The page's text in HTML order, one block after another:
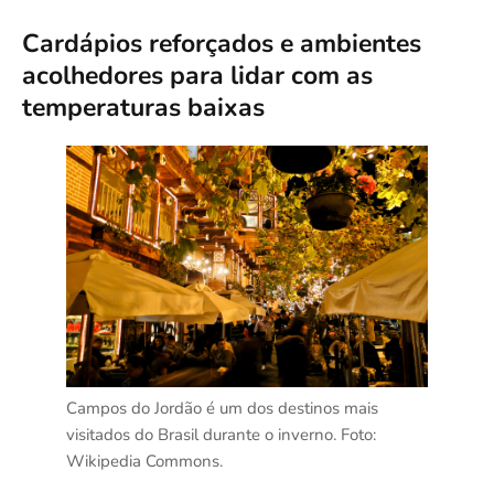
Cardápios reforçados e ambientes
acolhedores para lidar com as
temperaturas baixas
Campos do Jordão é um dos destinos mais
visitados do Brasil durante o inverno. Foto:
Wikipedia Commons.